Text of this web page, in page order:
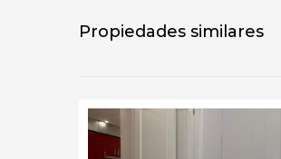
Propiedades similares